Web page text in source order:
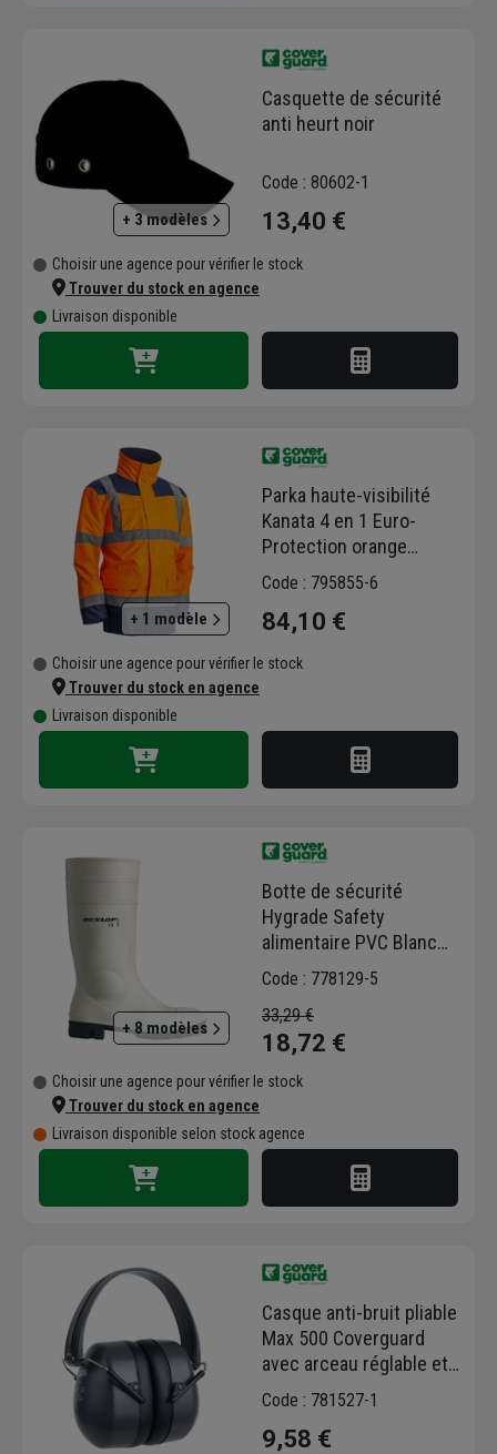
+ 3 modèles
Casquette de sécurité
anti heurt noir
Code : 80602-1
13,40 €
Choisir une agence pour vérifier le stock
Trouver du stock en agence
Livraison disponible
+ 1 modèle
Parka haute-visibilité
Kanata 4 en 1 Euro-
Protection orange
fluorescent - Taille 3XL
Code : 795855-6
84,10 €
Choisir une agence pour vérifier le stock
Trouver du stock en agence
Livraison disponible
+ 8 modèles
Botte de sécurité
Hygrade Safety
alimentaire PVC Blanc
taille 39
Code : 778129-5
33,29 €
18,72 €
Choisir une agence pour vérifier le stock
Trouver du stock en agence
Livraison disponible selon stock agence
Casque anti-bruit pliable
Max 500 Coverguard
avec arceau réglable et
coussinets PVC - SNR 30
dB
Code : 781527-1
9,58 €